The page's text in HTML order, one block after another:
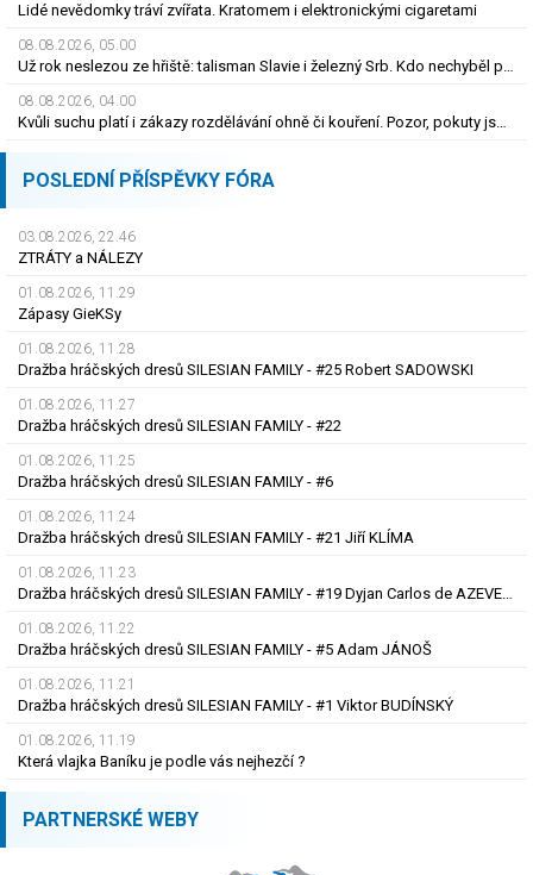
Lidé nevědomky tráví zvířata. Kratomem i elektronickými cigaretami
08.08.2026, 05.00
Už rok neslezou ze hřiště: talisman Slavie i železný Srb. Kdo nechyběl pět let?
08.08.2026, 04.00
Kvůli suchu platí i zákazy rozdělávání ohně či kouření. Pozor, pokuty jsou obří
POSLEDNÍ PŘÍSPĚVKY FÓRA
03.08.2026, 22.46
ZTRÁTY a NÁLEZY
01.08.2026, 11.29
Zápasy GieKSy
01.08.2026, 11.28
Dražba hráčských dresů SILESIAN FAMILY - #25 Robert SADOWSKI
01.08.2026, 11.27
Dražba hráčských dresů SILESIAN FAMILY - #22
01.08.2026, 11.25
Dražba hráčských dresů SILESIAN FAMILY - #6
01.08.2026, 11.24
Dražba hráčských dresů SILESIAN FAMILY - #21 Jiří KLÍMA
01.08.2026, 11.23
Dražba hráčských dresů SILESIAN FAMILY - #19 Dyjan Carlos de AZEVEDO
01.08.2026, 11.22
Dražba hráčských dresů SILESIAN FAMILY - #5 Adam JÁNOŠ
01.08.2026, 11.21
Dražba hráčských dresů SILESIAN FAMILY - #1 Viktor BUDÍNSKÝ
01.08.2026, 11.19
Která vlajka Baníku je podle vás nejhezčí ?
PARTNERSKÉ WEBY